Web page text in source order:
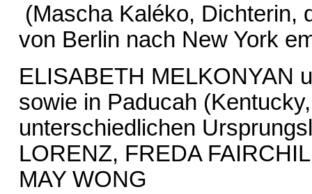
(Mascha Kaléko, Dichterin,
von Berlin nach New York
ELISABETH MELKONYAN
sowie in Paducah
unterschiedlichen
LORENZ, FREDA
MAY WONG